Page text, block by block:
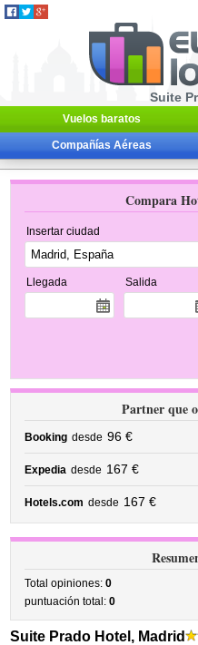
Suite
Vuelos baratos
Compañías Aéreas
Compara
Insertar ciudad
Llegada Salida
Partner que
Booking desde 96 €
Expedia desde 167 €
Hotels.com desde 167 €
Total opiniones:0
puntuación total:0
Suite Prado Hotel, Madrid